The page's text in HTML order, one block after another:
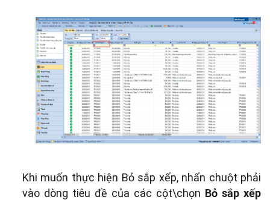
Khi muốn thực hiện Bỏ sắp xếp, nhấn chuột phải
vào dòng tiêu đề của các cột\chọn Bỏ sắp xếp